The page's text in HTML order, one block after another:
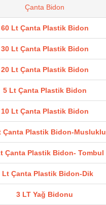
Çanta Bidon
60 Lt Çanta Plastik Bidon
30 Lt Çanta Plastik Bidon
20 Lt Çanta Plastik Bidon
5 Lt Çanta Plastik Bidon
10 Lt Çanta Plastik Bidon
Çanta Plastik Bidon-Musluklu
Çanta Plastik Bidon- Tombul
Lt Çanta Plastik Bidon-Dik
3 LT Yağ Bidonu